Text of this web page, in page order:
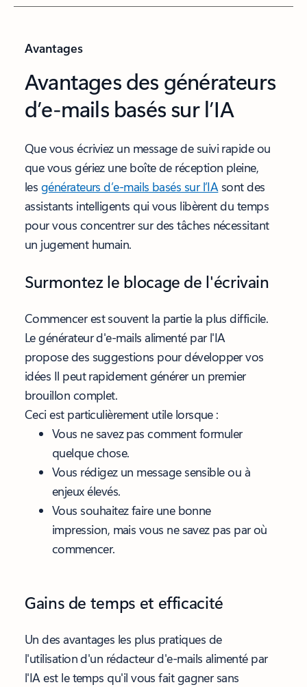
Avantages
Avantages des générateurs
d’e-mails basés sur l’IA
Que vous écriviez un message de suivi rapide ou
que vous gériez une boîte de réception pleine,
les générateurs d’e-mails basés sur l’IAsont des
assistants intelligents qui vous libèrent du temps
pour vous concentrer sur des tâches nécessitant
un jugement humain.
Surmontez le blocage de l'écrivain
Commencer est souvent la partie la plus difficile.
Le générateur d'e-mails alimenté par l'IA
propose des suggestions pour développer vos
idées Il peut rapidement générer un premier
brouillon complet.
Ceci est particulièrement utile lorsque :
Vous ne savez pas comment formuler
quelque chose.
Vous rédigez un message sensible ou à
enjeux élevés.
Vous souhaitez faire une bonne
impression, mais vous ne savez pas par où
commencer.
Gains de temps et efficacité
Un des avantages les plus pratiques de
l'utilisation d'un rédacteur d'e-mails alimenté par
l'IA est le temps qu'il vous fait gagner sans